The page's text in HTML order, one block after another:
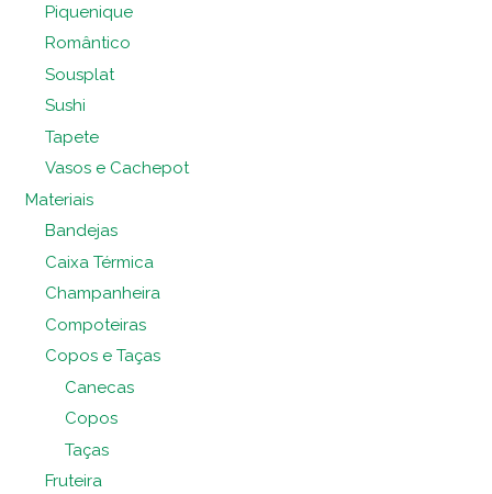
Piquenique
Romântico
Sousplat
Sushi
Tapete
Vasos e Cachepot
Materiais
Bandejas
Caixa Térmica
Champanheira
Compoteiras
Copos e Taças
Canecas
Copos
Taças
Fruteira